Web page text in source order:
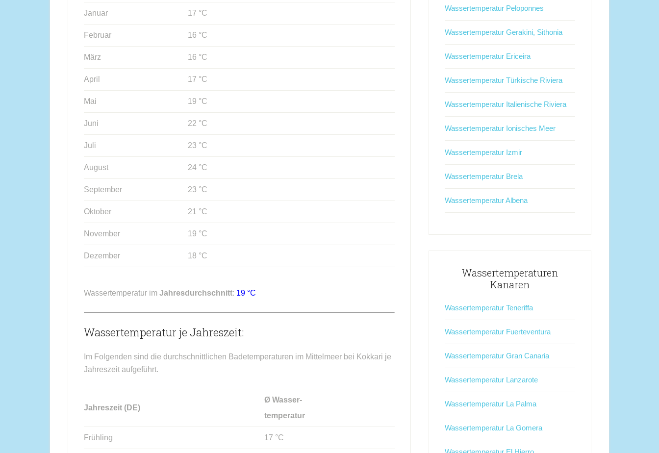
Januar 17 °C
Februar 16 °C
März 16 °C
April 17 °C
Mai 19 °C
Juni 22 °C
Juli 23 °C
August 24 °C
September 23 °C
Oktober 21 °C
November 19 °C
Dezember 18 °C
Wassertemperatur im Jahresdurchschnitt: 19 °C
Wassertemperatur je Jahreszeit:
Im Folgenden sind die durchschnittlichen Badetemperaturen im Mittelmeer bei Kokkari je
Jahreszeit aufgeführt.
Jahreszeit (DE)
Ø Wasser-
temperatur
Frühling 17 °C
Wassertemperatur Peloponnes
Wassertemperatur Gerakini, Sithonia
Wassertemperatur Ericeira
Wassertemperatur Türkische Riviera
Wassertemperatur Italienische Riviera
Wassertemperatur Ionisches Meer
Wassertemperatur Izmir
Wassertemperatur Brela
Wassertemperatur Albena
Wassertemperaturen
Kanaren
Wassertemperatur Teneriffa
Wassertemperatur Fuerteventura
Wassertemperatur Gran Canaria
Wassertemperatur Lanzarote
Wassertemperatur La Palma
Wassertemperatur La Gomera